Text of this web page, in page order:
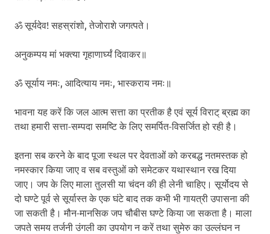
ॐ सूर्यदेव! सहस्रांशो, तेजोराशे जगत्पते।
अनुकम्पय मां भक्त्या गृहाणार्घ्यं दिवाकर॥
ॐ सूर्याय नमः, आदित्याय नमः, भास्कराय नमः॥
भावना यह करें कि जल आत्म सत्ता का प्रतीक है एवं सूर्य विराट् ब्रह्म का
तथा हमारी सत्ता-सम्पदा समष्टि के लिए समर्पित-विसर्जित हो रही है।
इतना सब करने के बाद पूजा स्थल पर देवताओं को करबद्ध नतमस्तक हो
नमस्कार किया जाए व सब वस्तुओं को समेटकर यथास्थान रख दिया
जाए। जप के लिए माला तुलसी या चंदन की ही लेनी चाहिए। सूर्योदय से
दो घण्टे पूर्व से सूर्यास्त के एक घंटे बाद तक कभी भी गायत्री उपासना की
जा सकती है। मौन-मानसिक जप चौबीस घण्टे किया जा सकता है। माला
जपते समय तर्जनी उंगली का उपयोग न करें तथा सुमेरु का उल्लंघन न